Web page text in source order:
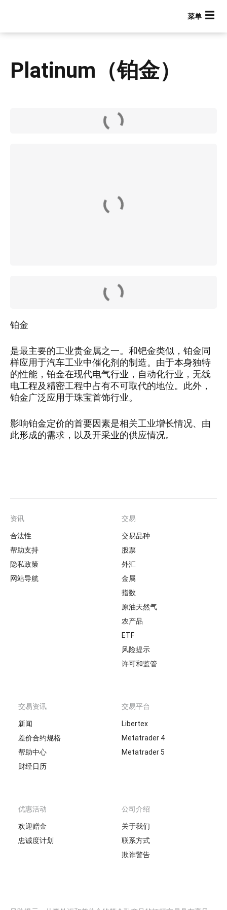
Platinum（铂金）
铂金
是最主要的工业贵金属之一。和钯金类似，铂金同
样应用于汽车工业中催化剂的制造。由于本身独特
的性能，铂金在现代电气行业，自动化行业，无线
电工程及精密工程中占有不可取代的地位。此外，
铂金广泛应用于珠宝首饰行业。
影响铂金定价的首要因素是相关工业增长情况、由
此形成的需求，以及开采业的供应情况。
Footer
资讯
合法性
帮助支持
隐私政策
网站导航
交易
交易品种
股票
外汇
金属
指数
原油天然气
农产品
ETF
风险提示
许可和监管
交易资讯
新闻
差价合约规格
帮助中心
财经日历
交易平台
Libertex
Metatrader 4
Metatrader 5
优惠活动
欢迎赠金
忠诚度计划
公司介绍
关于我们
联系方式
欺诈警告